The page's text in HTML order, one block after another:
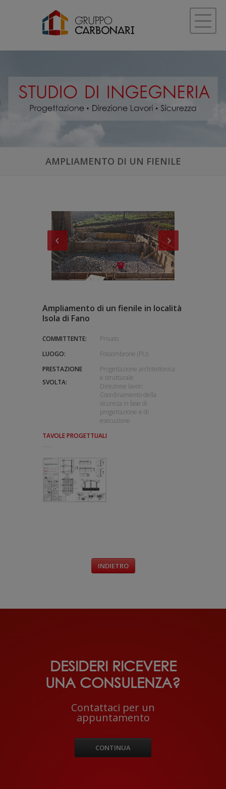
AMPLIAMENTO DI UN FIENILE
Ampliamento di un fienile in località
Isola di Fano
COMMITTENTE:
Privato
LUOGO:
Fossombrone (PU)
PRESTAZIONE
SVOLTA:
Progettazione architettonica
e strutturale
Direzione lavori
Coordinamento della
sicureza in fase di
progettazione e di
esecuzione
TAVOLE PROGETTUALI
INDIETRO
DESIDERI RICEVERE
UNA CONSULENZA?
Contattaci per un
appuntamento
CONTINUA